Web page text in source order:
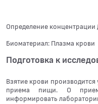
Определение
Биоматериал: Плазма крови
Подготовка к
Взятие крови
приема пищи. О
информировать